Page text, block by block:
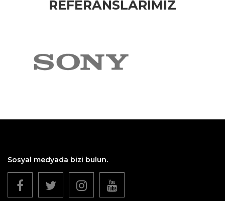
REFERANSLARIMIZ
Sosyal medyada bizi bulun.